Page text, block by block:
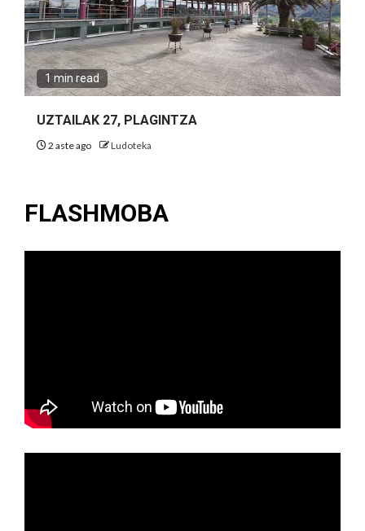
1 min read
UZTAILAK 27, PLAGINTZA
2 aste ago Ludoteka
FLASHMOBA